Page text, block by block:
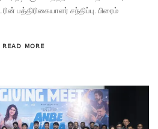
சந்திப்பு. பிரைம்
READ MORE